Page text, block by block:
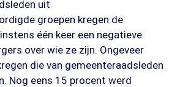
uit
groepen kregen de
één keer een negatieve
over wie ze zijn. Ongeveer
die van gemeenteraadsleden
Nog eens 15 procent werd